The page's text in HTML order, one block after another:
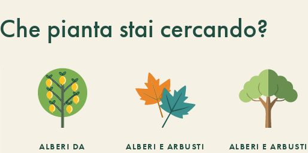
Che pianta stai cercando?
ALBERI DA
ALBERI E ARBUSTI
ALBERI E ARBUSTI